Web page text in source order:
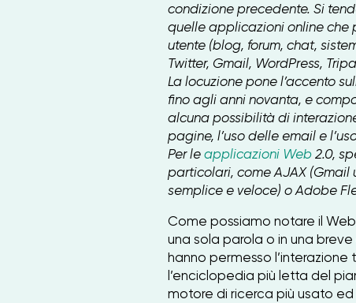
condizione precedente. Si
quelle applicazioni online che
utente (blog, forum, chat,
Twitter, Gmail, WordPress,
La locuzione pone l’accento
fino agli anni novanta, e
alcuna possibilità di
pagine, l’uso delle email e
Per le applicazioni Web 2.0,
particolari, come AJAX
semplice e veloce) o Adobe
Come possiamo notare il
una sola parola o in una
hanno permesso
l’enciclopedia più letta del
motore di ricerca più usato